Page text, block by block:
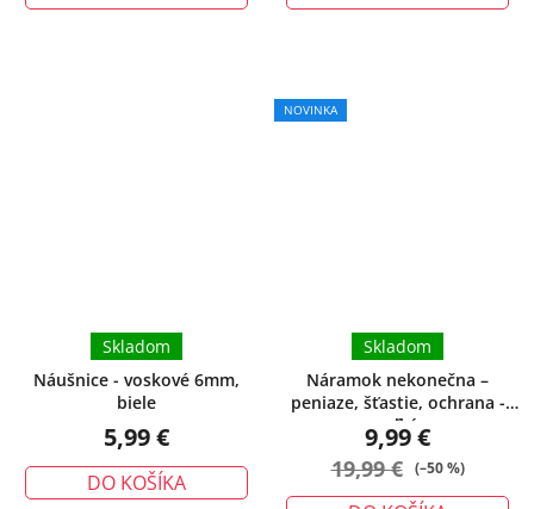
Náušnice - voskové 6mm,
biele
Skladom
5,99 €
DO KOŠÍKA
NOVINKA
Náramok nekonečna –
peniaze, šťastie, ochrana -
veľký
Skladom
9,99 €
19,99 € (–50 %)